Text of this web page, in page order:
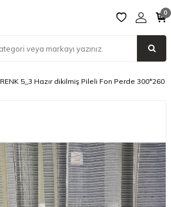
0
5_3 Hazır dikilmiş Pileli Fon Perde 300*260